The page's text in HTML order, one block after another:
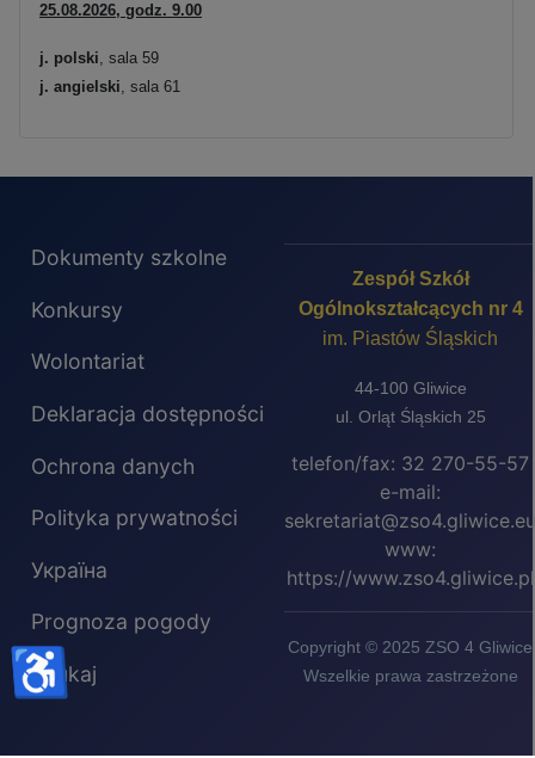
25.08.2026, godz. 9.00
j. polski, sala 59
j. angielski, sala 61
Dokumenty szkolne
Konkursy
Wolontariat
Deklaracja dostępności
Ochrona danych
Polityka prywatności
Україна
Prognoza pogody
Szukaj
Zespół Szkół
Ogólnokształcących nr 4
im. Piastów Śląskich
44-100 Gliwice
ul. Orląt Śląskich 25
telefon/fax: 32 270-55-57
e-mail:
www:
https://www.zso4.gliwice.pl
Copyright © 2025 ZSO 4 Gliwice
Wszelkie prawa zastrzeżone